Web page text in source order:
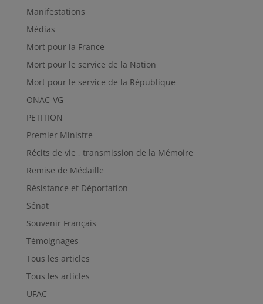
Manifestations
Médias
Mort pour la France
Mort pour le service de la Nation
Mort pour le service de la République
ONAC-VG
PETITION
Premier Ministre
Récits de vie , transmission de la Mémoire
Remise de Médaille
Résistance et Déportation
Sénat
Souvenir Français
Témoignages
Tous les articles
Tous les articles
UFAC